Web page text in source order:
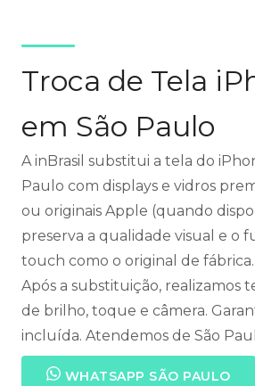
Troca de Tela
em São Paulo
A inBrasil substitui a tela do
Paulo com displays e vidros
ou originais Apple (quando
preserva a qualidade visual e o
touch como o original de fábrica.
Após a substituição, realizamos
de brilho, toque e câmera.
incluída. Atendemos de São
WHATSAPP SÃO PAULO